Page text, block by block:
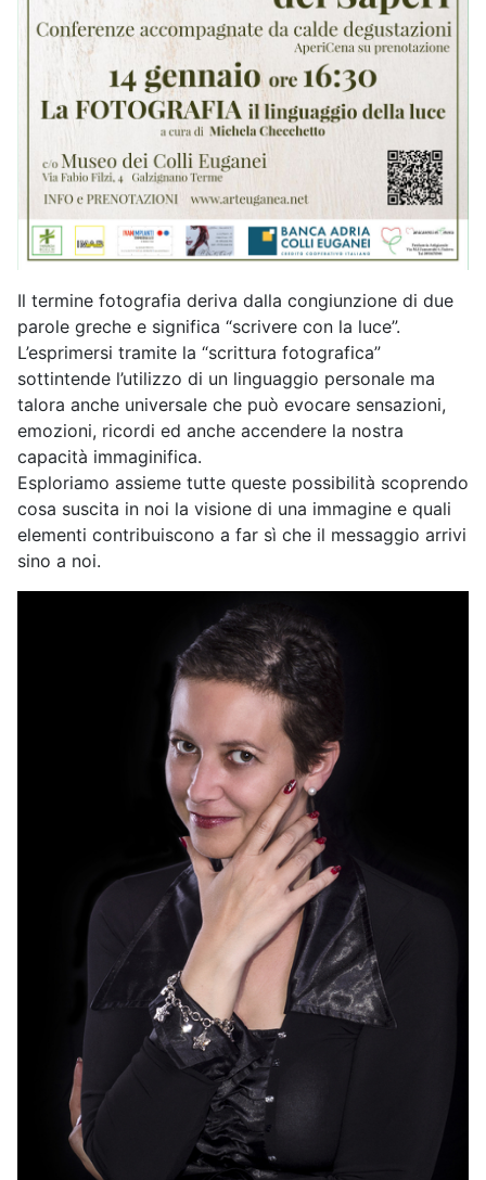
Il termine fotografia deriva dalla congiunzione di due
parole greche e significa “scrivere con la luce”.
L’esprimersi tramite la “scrittura fotografica”
sottintende l’utilizzo di un linguaggio personale ma
talora anche universale che può evocare sensazioni,
emozioni, ricordi ed anche accendere la nostra
capacità immaginifica.
Esploriamo assieme tutte queste possibilità scoprendo
cosa suscita in noi la visione di una immagine e quali
elementi contribuiscono a far sì che il messaggio arrivi
sino a noi.